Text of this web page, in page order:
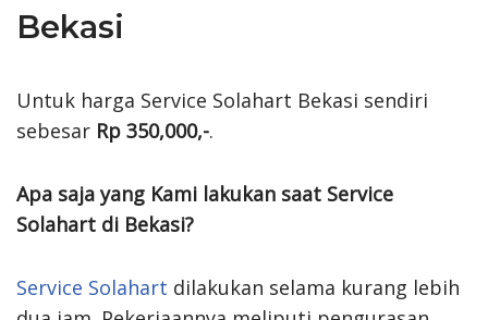
Bekasi
Untuk harga Service Solahart Bekasi sendiri
sebesar Rp 350,000,-.
Apa saja yang Kami lakukan saat Service
Solahart di Bekasi?
Service Solahart dilakukan selama kurang lebih